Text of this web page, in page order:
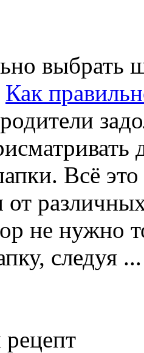
Как
Всё
не нужно
следуя ...